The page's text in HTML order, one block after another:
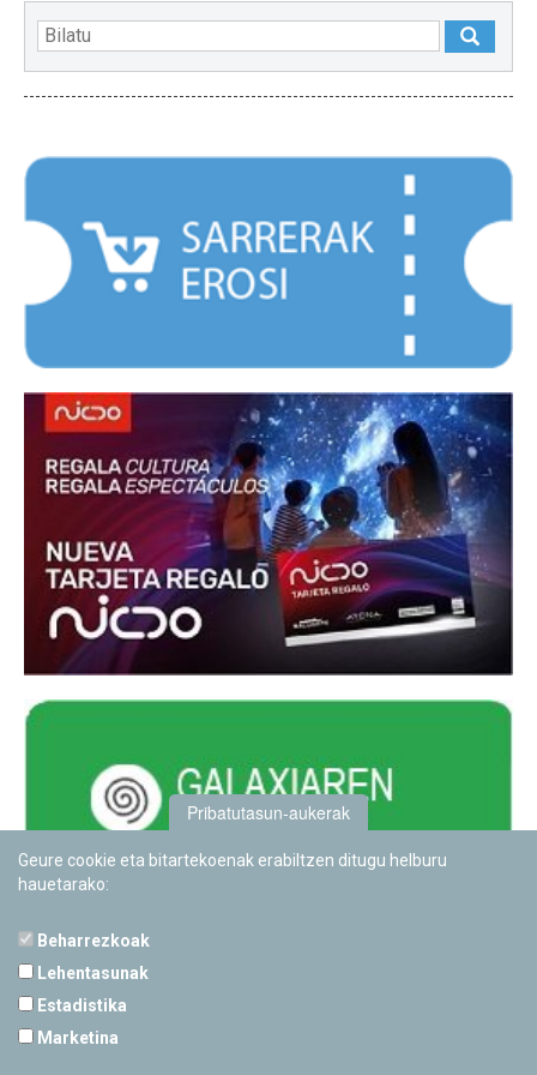
Pribatutasun-aukerak
Geure cookie eta bitartekoenak erabiltzen ditugu helburu
hauetarako:
Beharrezkoak
Lehentasunak
Estadistika
Marketina